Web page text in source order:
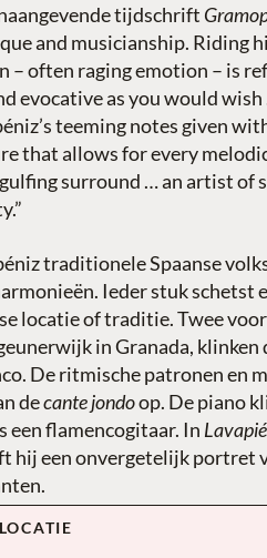
tijdschrift
and musicianship. Riding
– often raging emotion – is
evocative as you would
teeming notes given
that allows for every
surround … an artist of
traditionele Spaanse
Ieder stuk schetst
locatie of traditie. Twee
in Granada, klinken
De ritmische patronen en
decante jondoop. De piano
een flamencogitaar. In
hij een onvergetelijk portret